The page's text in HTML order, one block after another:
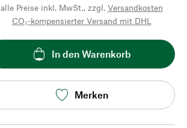
alle Preise inkl. MwSt., zzgl. Versandkosten
CO₂-kompensierter Versand mit DHL
In den Warenkorb
Merken